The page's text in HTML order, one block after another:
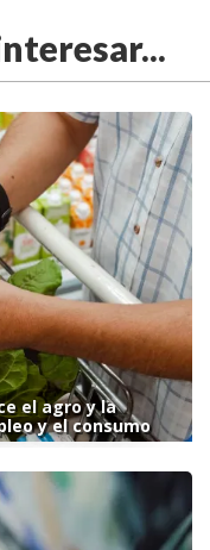
el agro y la
y el consumo